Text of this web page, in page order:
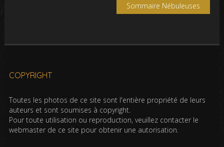
Sommaire Nébuleuses
COPYRIGHT
Toutes les photos de ce site sont l'entière propriété de leurs
auteurs et sont soumises à copyright.
Pour toute utilisation ou reproduction, veuillez contacter le
webmaster de ce site pour obtenir une autorisation.